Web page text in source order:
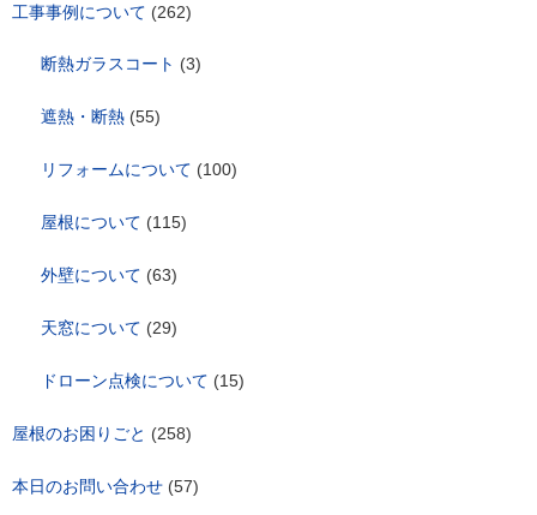
工事事例について (262)
断熱ガラスコート (3)
遮熱・断熱 (55)
リフォームについて (100)
屋根について (115)
外壁について (63)
天窓について (29)
ドローン点検について (15)
屋根のお困りごと (258)
本日のお問い合わせ (57)